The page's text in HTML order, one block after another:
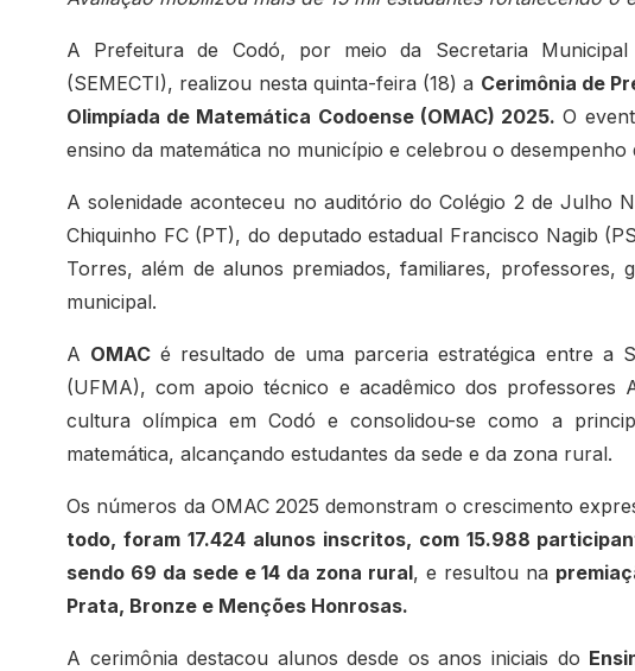
A Prefeitura de Codó, por meio da Secretaria
(SEMECTI), realizou nesta quinta-feira (18) a Cerimônia de
Olimpíada de Matemática Codoense (OMAC) 2025. O
ensino da matemática no município e celebrou o
A solenidade aconteceu no auditório do Colégio 2 de Julho
Chiquinho FC (PT), do deputado estadual Francisco Nagib
Torres, além de alunos premiados, familiares, professores,
municipal.
A OMAC é resultado de uma parceria estratégica entre a
(UFMA), com apoio técnico e acadêmico dos professores
cultura olímpica em Codó e consolidou-se como a
matemática, alcançando estudantes da sede e da zona rural.
Os números da OMAC 2025 demonstram o crescimento
todo, foram 17.424 alunos inscritos, com 15.988
sendo 69 da sede e 14 da zona rural, e resultou na
Prata, Bronze e Menções Honrosas.
A cerimônia destacou alunos desde os anos iniciais do